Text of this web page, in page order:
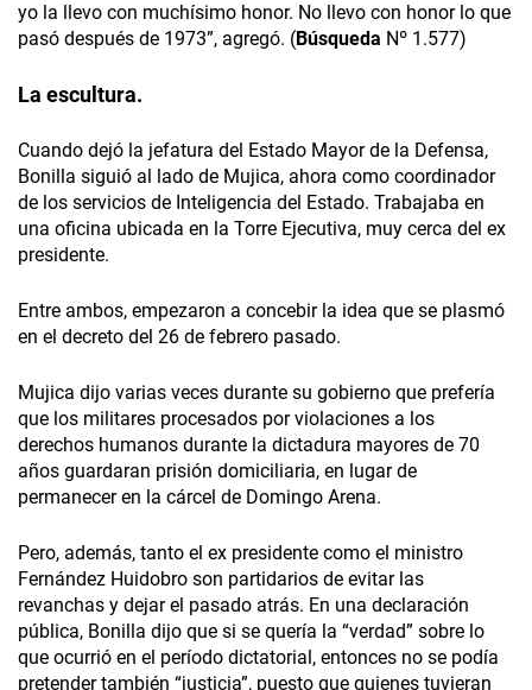
yo la llevo con muchísimo honor. No llevo con honor lo que
pasó después de 1973”, agregó. (Búsqueda Nº 1.577)
La escultura.
Cuando dejó la jefatura del Estado Mayor de la Defensa,
Bonilla siguió al lado de Mujica, ahora como coordinador
de los servicios de Inteligencia del Estado. Trabajaba en
una oficina ubicada en la Torre Ejecutiva, muy cerca del ex
presidente.
Entre ambos, empezaron a concebir la idea que se plasmó
en el decreto del 26 de febrero pasado.
Mujica dijo varias veces durante su gobierno que prefería
que los militares procesados por violaciones a los
derechos humanos durante la dictadura mayores de 70
años guardaran prisión domiciliaria, en lugar de
permanecer en la cárcel de Domingo Arena.
Pero, además, tanto el ex presidente como el ministro
Fernández Huidobro son partidarios de evitar las
revanchas y dejar el pasado atrás. En una declaración
pública, Bonilla dijo que si se quería la “verdad” sobre lo
que ocurrió en el período dictatorial, entonces no se podía
pretender también “justicia”, puesto que quienes tuvieran